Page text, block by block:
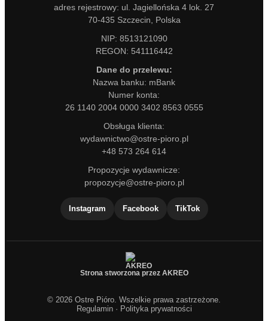
adres rejestrowy: ul. Jagiellońska 4 lok. 27
70-435 Szczecin, Polska
NIP: 8513121090
REGON: 541116442
Dane do przelewu:
Nazwa banku: mBank
Numer konta:
26 1140 2004 0000 3402 8563 0555
Obsługa klienta:
wydawnictwo@ostre-pioro.pl
+48 573 264 614
Propozycje wydawnicze:
propozycje@ostre-pioro.pl
Instagram Facebook TikTok
Strona stworzona przez AKREO
© 2026 Ostre Pióro. Wszelkie prawa zastrzeżone.
Regulamin· Polityka prywatności